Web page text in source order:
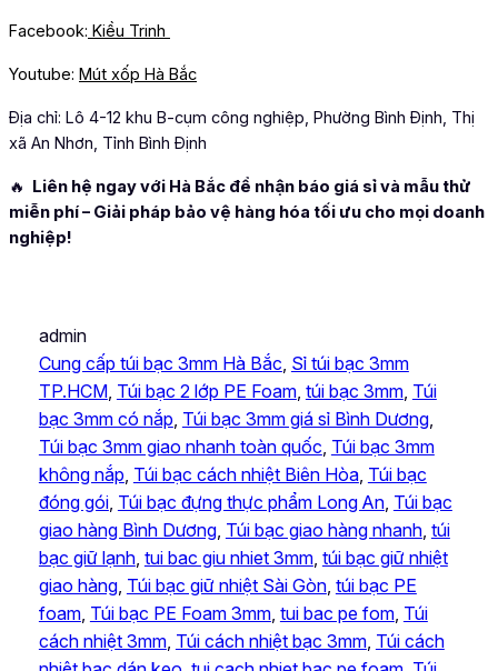
Facebook: Kiều Trinh
Youtube: Mút xốp Hà Bắc
Địa chỉ: Lô 4-12 khu B-cụm công nghiệp, Phường Bình Định, Thị
xã An Nhơn, Tỉnh Bình Định
🔥 Liên hệ ngay với Hà Bắc để nhận báo giá sỉ và mẫu thử
miễn phí – Giải pháp bảo vệ hàng hóa tối ưu cho mọi doanh
nghiệp!
admin
Cung cấp túi bạc 3mm Hà Bắc, Sỉ túi bạc 3mm
TP.HCM, Túi bạc 2 lớp PE Foam, túi bạc 3mm, Túi
bạc 3mm có nắp, Túi bạc 3mm giá sỉ Bình Dương
Túi bạc 3mm giao nhanh toàn quốc, Túi bạc 3mm
không nắp, Túi bạc cách nhiệt Biên Hòa, Túi bạc
đóng gói, Túi bạc đựng thực phẩm Long An, Túi bạc
giao hàng Bình Dương, Túi bạc giao hàng nhanh, túi
bạc giữ lạnh, tui bac giu nhiet 3mm, túi bạc giữ nhiệt
giao hàng, Túi bạc giữ nhiệt Sài Gòn, túi bạc PE
foam, Túi bạc PE Foam 3mm, tui bac pe fom, Túi
cách nhiệt 3mm, Túi cách nhiệt bạc 3mm, Túi cách